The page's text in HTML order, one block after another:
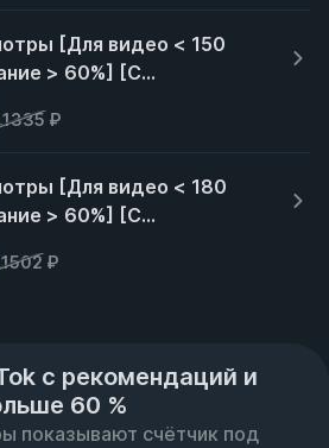
[Для видео < 150
> 60%] [С
[~ 10к/сутки] [Гарантия
₽
[Для видео < 180
> 60%] [С
[~ 10к/сутки] [Гарантия
₽
с рекомендаций и
60 %
показывают счётчик под